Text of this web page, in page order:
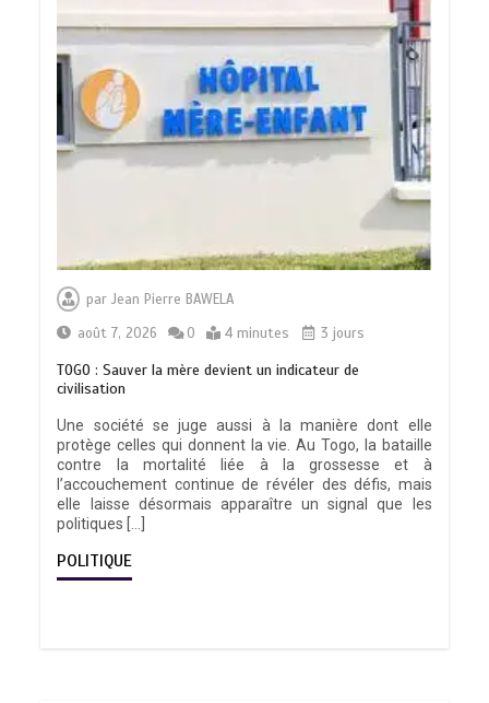
parJean Pierre BAWELA
août 7, 2026
0 4 minutes 3 jours
TOGO : Sauver la mère devient un indicateur de
civilisation
Une société se juge aussi à la manière dont elle
protège celles qui donnent la vie. Au Togo, la bataille
contre la mortalité liée à la grossesse et à
l’accouchement continue de révéler des défis, mais
elle laisse désormais apparaître un signal que les
politiques […]
POLITIQUE